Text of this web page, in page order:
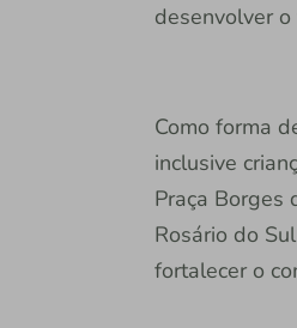
desenvolver
Como forma
inclusive
Praça Borges
Rosário do
fortalecer o